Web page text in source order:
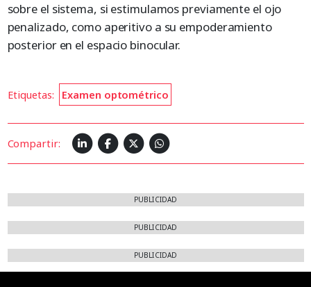
sobre el sistema, si estimulamos previamente el ojo
penalizado, como aperitivo a su empoderamiento
posterior en el espacio binocular.
Etiquetas: Examen optométrico
Compartir:
PUBLICIDAD
PUBLICIDAD
PUBLICIDAD